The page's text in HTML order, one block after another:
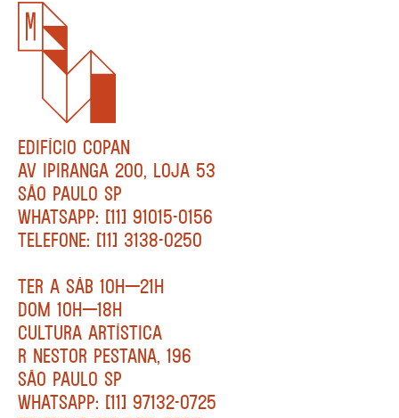
EDIFÍCIO COPAN
AV IPIRANGA 200, LOJA 53
SÃO PAULO SP
WHATSAPP: [11] 91015-0156
TELEFONE: [11] 3138-0250
TER A SÁB 10H—21H
DOM 10H—18H
CULTURA ARTÍSTICA
R NESTOR PESTANA, 196
SÃO PAULO SP
WHATSAPP: [11] 97132-0725